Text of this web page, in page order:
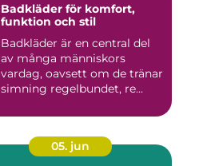
Badkläder för komfort,
funktion och stil
Badkläder är en central del
av många människors
vardag, oavsett om de tränar
simning regelbundet, re...
05. jun